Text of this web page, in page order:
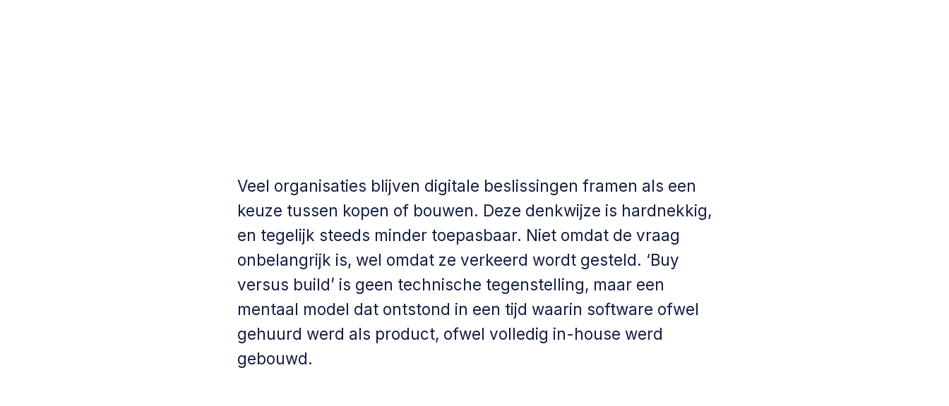
Veel organisaties blijven digitale beslissingen framen als een
keuze tussen kopen of bouwen. Deze denkwijze is hardnekkig,
en tegelijk steeds minder toepasbaar. Niet omdat de vraag
onbelangrijk is, wel omdat ze verkeerd wordt gesteld. ‘Buy
versus build’ is geen technische tegenstelling, maar een
mentaal model dat ontstond in een tijd waarin software ofwel
gehuurd werd als product, ofwel volledig in-house werd
gebouwd.